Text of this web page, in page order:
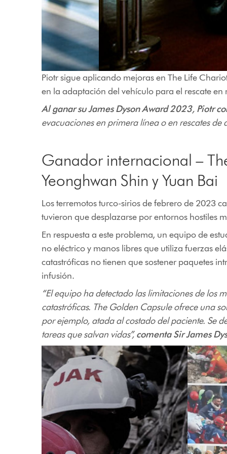
Piotr sigue aplicando mejoras en The Life
en la adaptación del vehículo para el rescate en
Al ganar su James Dyson Award 2023, Piotr
evacuaciones en primera línea o en rescates de
Ganador internacional –
Yeonghwan Shin y Yuan Bai
Los terremotos turco-sirios de febrero de 2023
tuvieron que desplazarse por entornos hostiles
En respuesta a este problema, un equipo de
no eléctrico y manos libres que utiliza fuerzas
catastróficas no tienen que sostener paquetes
infusión.
“El equipo ha detectado las limitaciones de los
catastróficas. The Golden Capsule ofrece una
por ejemplo, atada al costado del paciente. Se
tareas que salvan vidas”,comenta Sir James
This
is
a
carousel
with
slides.
Use
Next
and